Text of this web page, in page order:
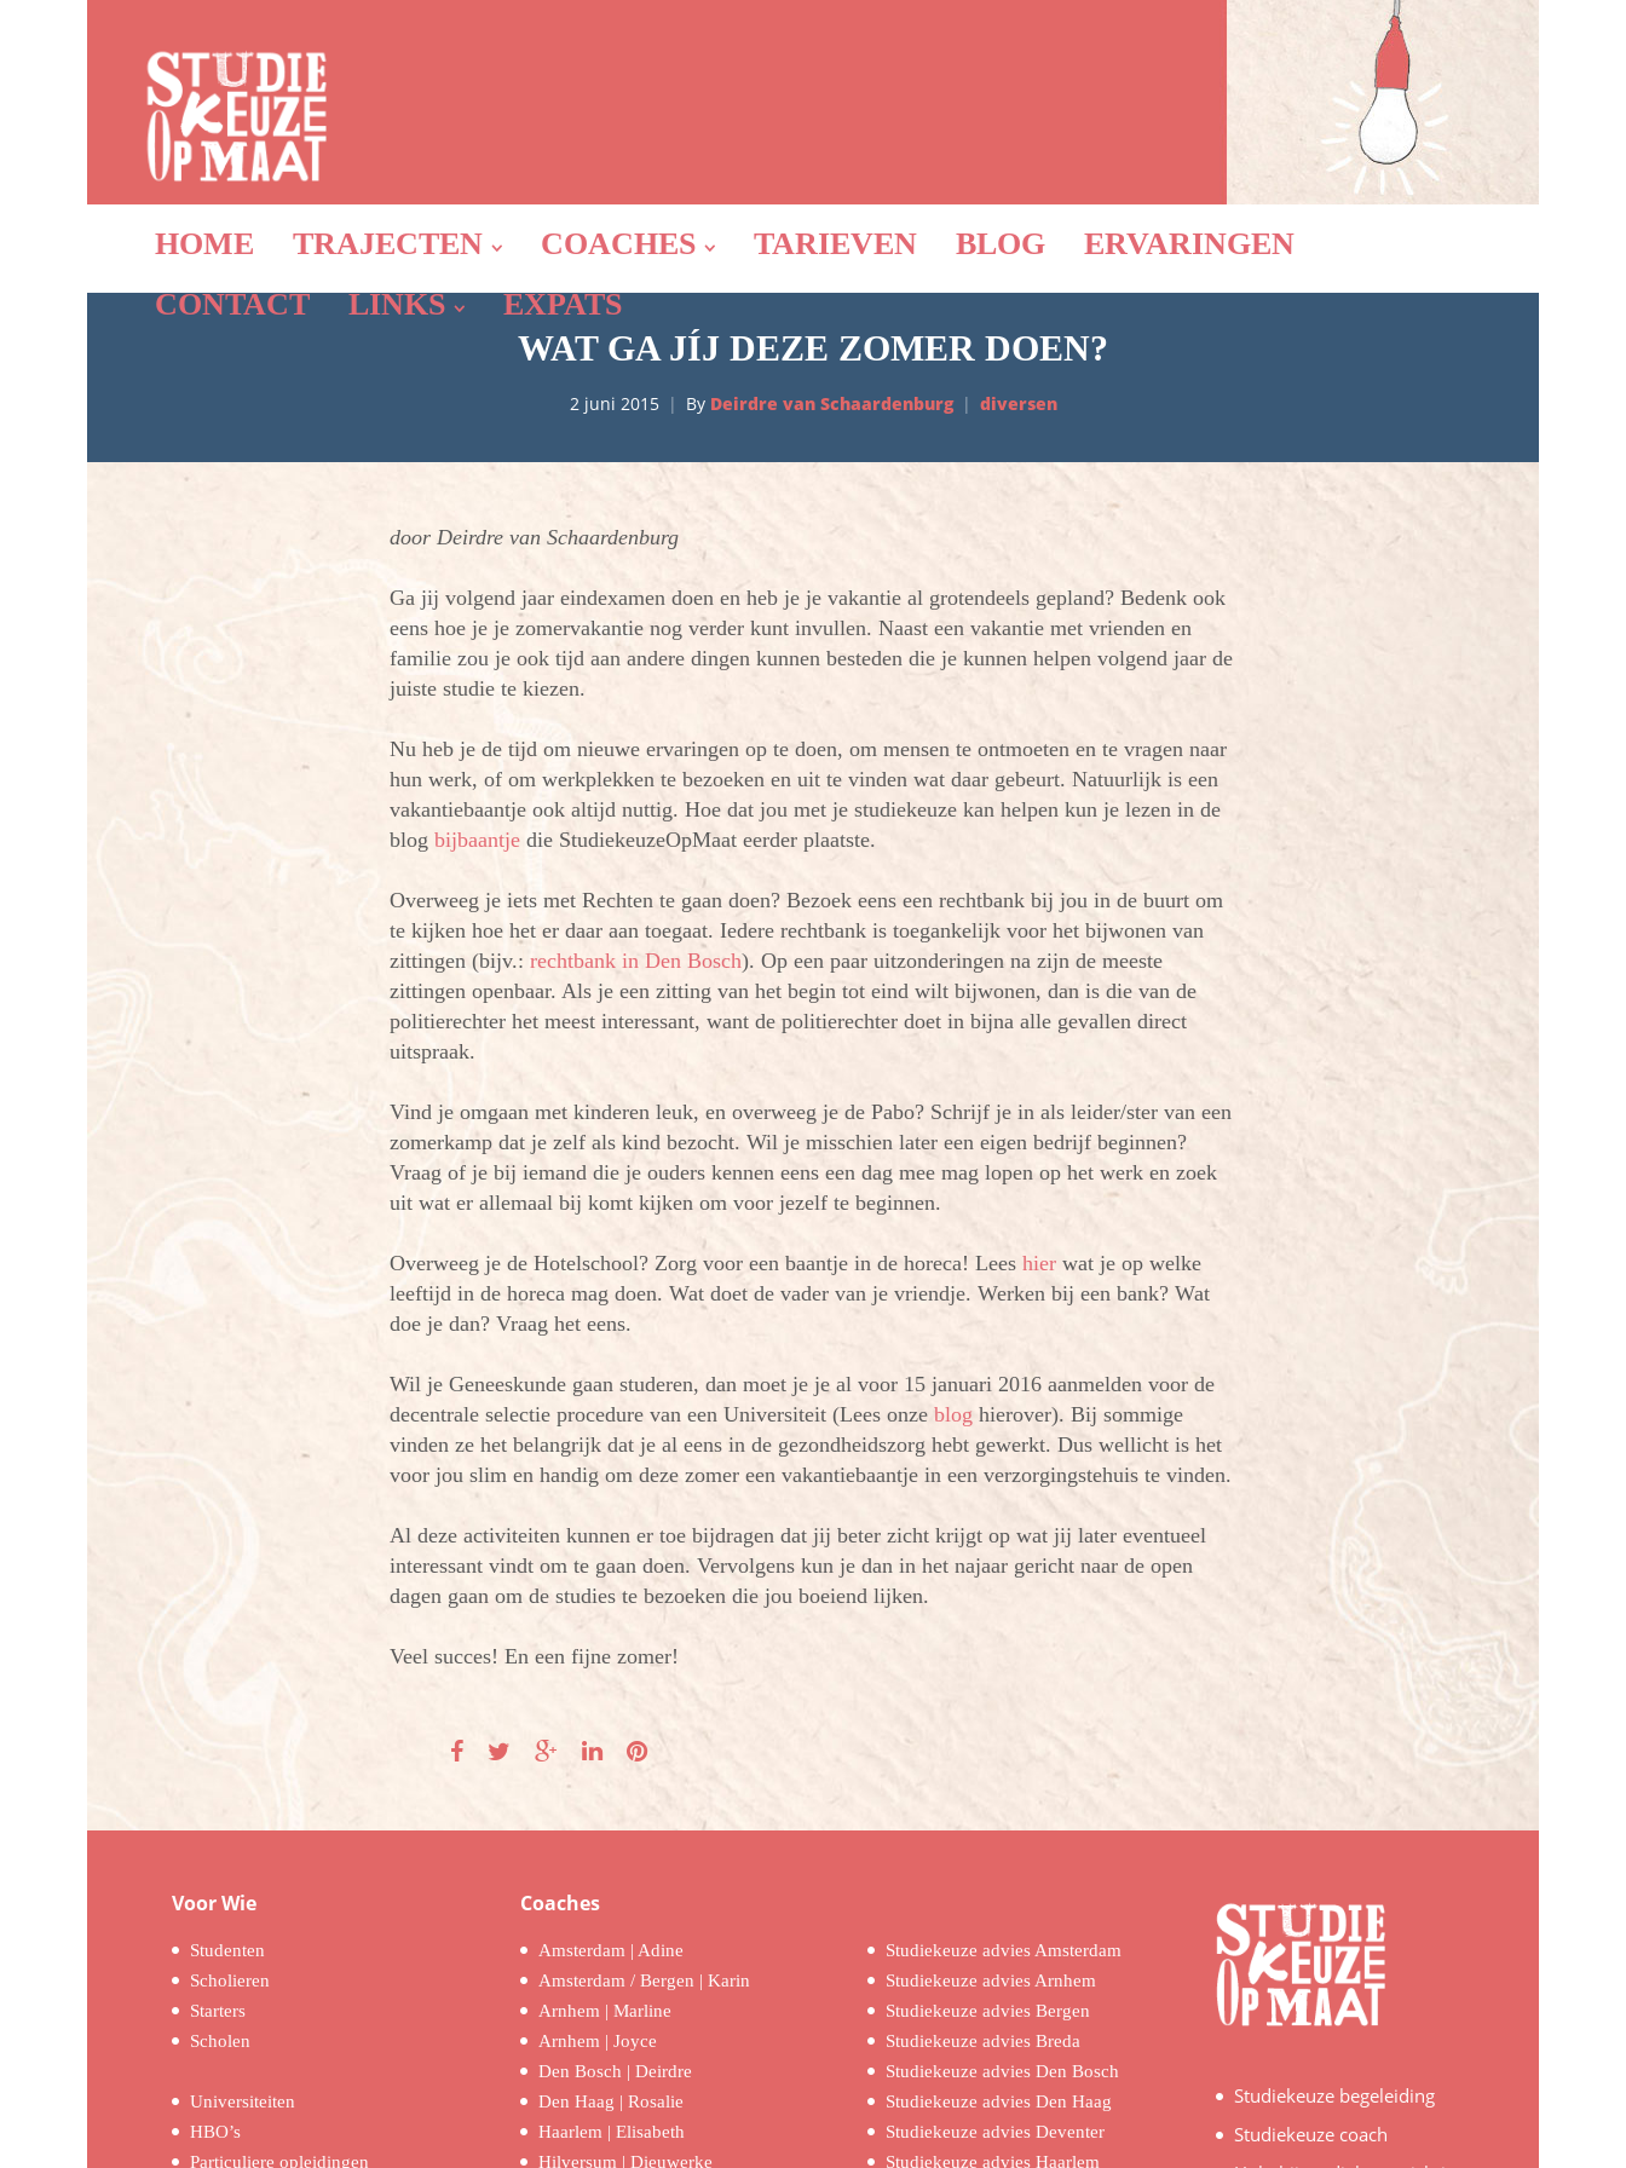
HOME TRAJECTEN COACHES TARIEVEN BLOG
ERVARINGEN
CONTACT
LINKS EXPATS
WAT GA JÍJ DEZE ZOMER DOEN?
2 juni 2015 By Deirdre van Schaardenburg diversen
door Deirdre van Schaardenburg
Ga jij volgend jaar eindexamen doen en heb je je vakantie al grotendeels gepland? Bedenk ook
eens hoe je je zomervakantie nog verder kunt invullen. Naast een vakantie met vrienden en
familie zou je ook tijd aan andere dingen kunnen besteden die je kunnen helpen volgend jaar de
juiste studie te kiezen.
Nu heb je de tijd om nieuwe ervaringen op te doen, om mensen te ontmoeten en te vragen naar
hun werk, of om werkplekken te bezoeken en uit te vinden wat daar gebeurt. Natuurlijk is een
vakantiebaantje ook altijd nuttig. Hoe dat jou met je studiekeuze kan helpen kun je lezen in de
blog bijbaantje die StudiekeuzeOpMaat eerder plaatste.
Overweeg je iets met Rechten te gaan doen? Bezoek eens een rechtbank bij jou in de buurt om
te kijken hoe het er daar aan toegaat. Iedere rechtbank is toegankelijk voor het bijwonen van
zittingen (bijv.: rechtbank in Den Bosch). Op een paar uitzonderingen na zijn de meeste
zittingen openbaar. Als je een zitting van het begin tot eind wilt bijwonen, dan is die van de
politierechter het meest interessant, want de politierechter doet in bijna alle gevallen direct
uitspraak.
Vind je omgaan met kinderen leuk, en overweeg je de Pabo? Schrijf je in als leider/ster van een
zomerkamp dat je zelf als kind bezocht. Wil je misschien later een eigen bedrijf beginnen?
Vraag of je bij iemand die je ouders kennen eens een dag mee mag lopen op het werk en zoek
uit wat er allemaal bij komt kijken om voor jezelf te beginnen.
Overweeg je de Hotelschool? Zorg voor een baantje in de horeca! Lees hier wat je op welke
leeftijd in de horeca mag doen. Wat doet de vader van je vriendje. Werken bij een bank? Wat
doe je dan? Vraag het eens.
Wil je Geneeskunde gaan studeren, dan moet je je al voor 15 januari 2016 aanmelden voor de
decentrale selectie procedure van een Universiteit (Lees onze blog hierover). Bij sommige
vinden ze het belangrijk dat je al eens in de gezondheidszorg hebt gewerkt. Dus wellicht is het
voor jou slim en handig om deze zomer een vakantiebaantje in een verzorgingstehuis te vinden.
Al deze activiteiten kunnen er toe bijdragen dat jij beter zicht krijgt op wat jij later eventueel
interessant vindt om te gaan doen. Vervolgens kun je dan in het najaar gericht naar de open
dagen gaan om de studies te bezoeken die jou boeiend lijken.
Veel succes! En een fijne zomer!
Voor Wie
Studenten
Scholieren
Starters
Scholen
Universiteiten
HBO’s
Particuliere opleidingen
Coaches
Amsterdam | Adine
Amsterdam / Bergen | Karin
Arnhem | Marline
Arnhem | Joyce
Den Bosch | Deirdre
Den Haag | Rosalie
Haarlem | Elisabeth
Hilversum | Dieuwerke
Studiekeuze advies Amsterdam
Studiekeuze advies Arnhem
Studiekeuze advies Bergen
Studiekeuze advies Breda
Studiekeuze advies Den Bosch
Studiekeuze advies Den Haag
Studiekeuze advies Deventer
Studiekeuze advies Haarlem
Studiekeuze begeleiding
Studiekeuze coach